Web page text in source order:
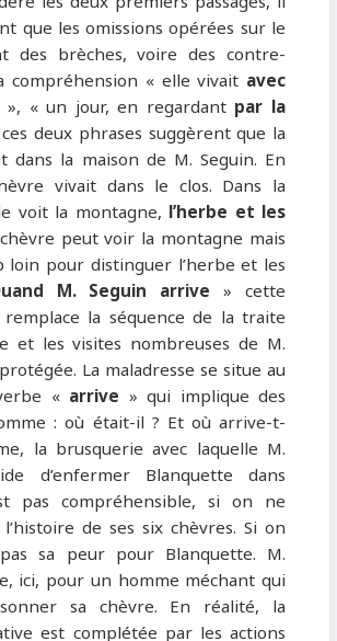
que les omissions opérées sur le
des brèches, voire des contre-
compréhension « elle vivait avec
», « un jour, en regardant par la
deux phrases suggèrent que la
dans la maison de M. Seguin. En
vivait dans le clos. Dans la
voit la montagne, l’herbe et les
peut voir la montagne mais
pour distinguer l’herbe et les
M. Seguin arrive » cette
la séquence de la traite
et les visites nombreuses de M.
La maladresse se situe au
« arrive » qui implique des
: où était-il ? Et où arrive-t-
la brusquerie avec laquelle M.
d’enfermer Blanquette dans
pas compréhensible, si on ne
de ses six chèvres. Si on
sa peur pour Blanquette. M.
ici, pour un homme méchant qui
sa chèvre. En réalité, la
est complétée par les actions